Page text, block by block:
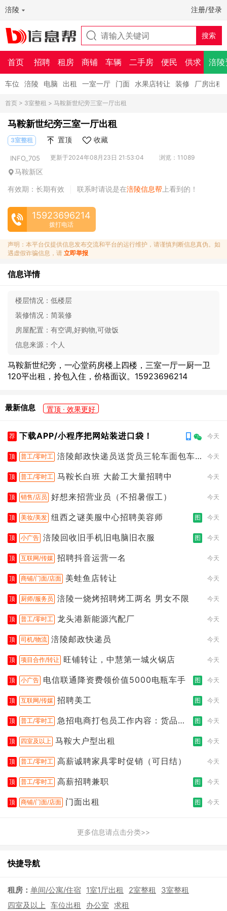
涪陵 注册/登录
首页 招聘 租房 商铺 车辆 二手房 便民 供求 涪陵
车位 涪陵 电脑 出租 一室一厅 门面 水果店转让 装修 厂房出租
首页 > 3室整租 > 马鞍新世纪旁三室一厅出租
马鞍新世纪旁三室一厅出租
3室整租 置顶 收藏
INFO_705 更新于2024年08月23日 21:53:04 浏览：11089
马鞍新区
有效期：长期有效
联系时请说是在涪陵信息帮 上看到的！
15923696214
拨打电话
声明：本平台仅提供信息发布交流和平台的运行维护，请谨慎判断信息真伪。如
遇虚假诈骗信息，请 立即举报
信息详情
楼层情况： 低楼层
装修情况： 简装修
房屋配置： 有空调,好购物,可做饭
信息来源： 个人
马鞍新世纪旁，一心堂药房楼上四楼，三室一厅一厨一卫
120平出租，拎包入住，价格面议。15923696214
最新信息 置顶 · 效果更好
荐 下载APP/小程序把网站装进口袋！ 今天
顶 普工/零时工 涪陵邮政快递员送货员三轮车面包车
今天
顶 普工/零时工 马鞍长白班 大龄工大量招聘中 今天
顶 销售/店员 好想来招营业员（不招暑假工） 今天
顶 美妆/美发 纽西之谜美服中心招聘美容师 图 今天
顶 小广告 涪陵回收旧手机旧电脑旧衣服 图 今天
顶 互联网/传媒 招聘抖音运营一名 今天
顶 商铺/门面/店面 美蛙鱼店转让 今天
顶 厨师/服务员 涪陵一烧烤招聘烤工两名 男女不限 今天
顶 普工/零时工 龙头港新能源汽配厂 今天
顶 司机/物流 涪陵邮政快递员 今天
顶 项目合作/转让 旺铺转让，中慧第一城火锅店 今天
顶 小广告 电信联通降资费领价值5000电瓶车手 图 今天
顶 互联网/传媒 招聘美工 图 今天
顶 普工/零时工 急招电商打包员工作内容：货品分
图 今天
顶 四室及以上 马鞍大户型出租 图 今天
顶 普工/零时工 高薪诚聘家具零时促销（可日结） 今天
顶 普工/零时工 高薪招聘兼职 图 今天
顶 商铺/门面/店面 门面出租 图 今天
更多信息请点击分类>>
快捷导航
租房： 单间/公寓/住宿 1室1厅出租 2室整租
3室整租
四室及以上 车位出租 办公室 求租